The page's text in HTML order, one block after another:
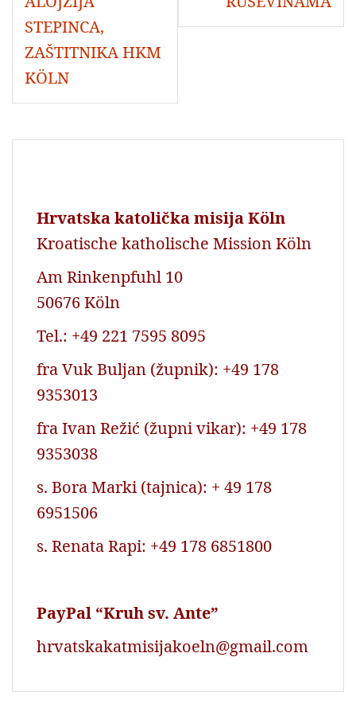
STEPINCA,
ZAŠTITNIKA HKM
KÖLN
Hrvatska katolička misija Köln
Kroatische katholische Mission Köln
Am Rinkenpfuhl 10
50676 Köln
Tel.: +49 221 7595 8095
fra Vuk Buljan (župnik): +49 178
9353013
fra Ivan Režić (župni vikar): +49 178
9353038
s. Bora Marki (tajnica): + 49 178
6951506
s. Renata Rapi: +49 178 6851800
PayPal “Kruh sv. Ante”
hrvatskakatmisijakoeln@gmail.com